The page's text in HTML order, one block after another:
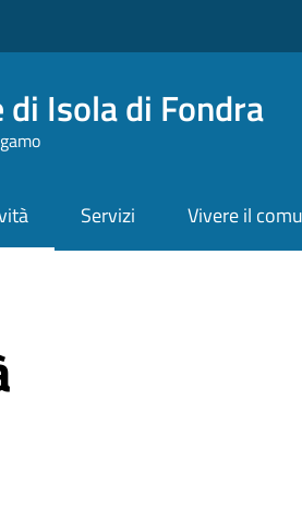
di Isola di Fondra
Servizi Vivere il